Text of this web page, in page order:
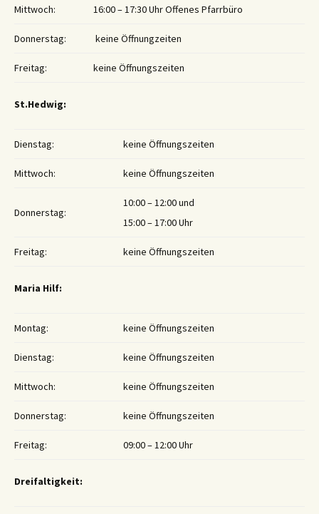
Mittwoch: 16:00 – 17:30 Uhr Offenes Pfarrbüro
Donnerstag: keine Öffnungzeiten
Freitag: keine Öffnungszeiten
St.Hedwig:
Dienstag: keine Öffnungszeiten
Mittwoch: keine Öffnungszeiten
Donnerstag:
10:00 – 12:00 und
15:00 – 17:00 Uhr
Freitag: keine Öffnungszeiten
Maria Hilf:
Montag: keine Öffnungszeiten
Dienstag: keine Öffnungszeiten
Mittwoch: keine Öffnungszeiten
Donnerstag: keine Öffnungszeiten
Freitag: 09:00 – 12:00 Uhr
Dreifaltigkeit: